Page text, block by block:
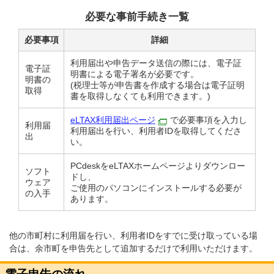
必要な事前手続き一覧
必要事項 詳細
電子証
明書の
取得
利用届出や申告データ送信の際には、電子証
明書による電子署名が必要です。
(税理士等が申告書を作成する場合は電子証明
書を取得しなくても利用できます。)
利用届
出
eLTAX利用届出ページ
で必要事項を入力し
利用届出を行い、利用者IDを取得してくださ
い。
ソフト
ウェア
の入手
PCdeskをeLTAXホームページよりダウンロー
ドし、
ご使用のパソコンにインストールする必要が
あります。
他の市町村に利用届を行い、利用者IDをすでに受け取っている場
合は、余市町を申告先として追加するだけで利用いただけます。